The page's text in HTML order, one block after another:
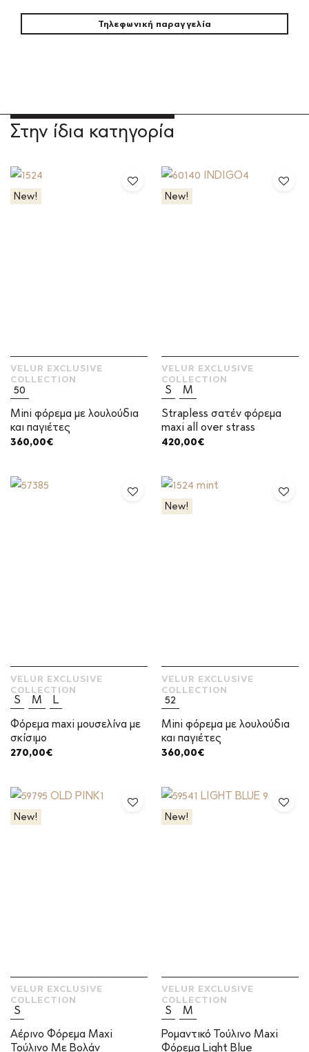
Τηλεφωνική παραγγελία
Στην ίδια κατηγορία
New!
50
Mini φόρεμα με λουλούδια
και παγιέτες
VELUR EXCLUSIVE
COLLECTION
360,00€
New!
S
M
Strapless σατέν φόρεμα
maxi all over strass
VELUR EXCLUSIVE
COLLECTION
420,00€
S M
L
Φόρεμα maxi μουσελίνα με
σκίσιμο
VELUR EXCLUSIVE
COLLECTION
270,00€
New!
52
Mini φόρεμα με λουλούδια
και παγιέτες
VELUR EXCLUSIVE
COLLECTION
360,00€
New!
S
Αέρινο Φόρεμα Maxi
Τούλινο Με Βολάν
VELUR EXCLUSIVE
COLLECTION
New!
S
M
Ρομαντικό Τούλινο Maxi
Φόρεμα Light Blue
VELUR EXCLUSIVE
COLLECTION